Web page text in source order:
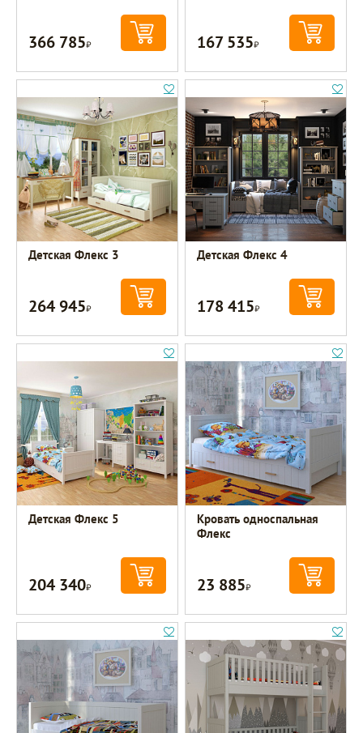
366 785Р 167 535Р
Детская Флекс 3
264 945Р
Детская Флекс 4
178 415Р
Детская Флекс 5
204 340Р
Кровать односпальная
Флекс
23 885Р